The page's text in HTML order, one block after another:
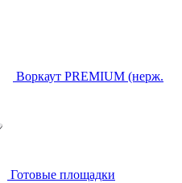
Воркаут PREMIUM (нерж.
Готовые площадки